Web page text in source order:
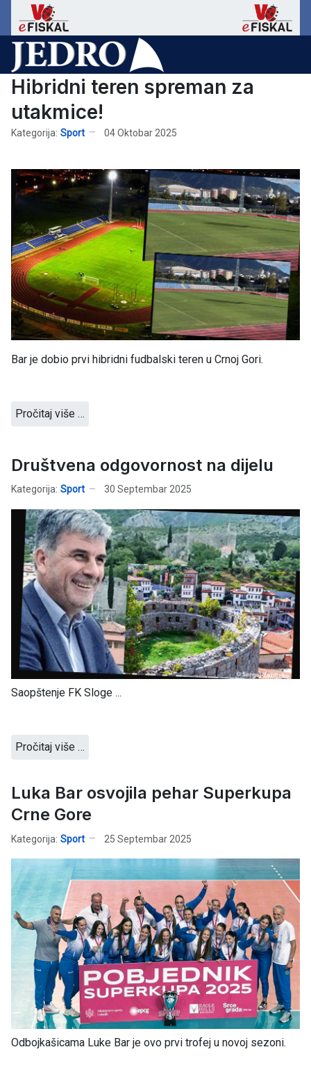
Hibridni teren spreman za
utakmice!
Kategorija: Sport 04 Oktobar 2025
Bar je dobio prvi hibridni fudbalski teren u Crnoj Gori.
Pročitaj više …
Društvena odgovornost na dijelu
Kategorija: Sport 30 Septembar 2025
Saopštenje FK Sloge ...
Pročitaj više …
Luka Bar osvojila pehar Superkupa
Crne Gore
Kategorija: Sport 25 Septembar 2025
Odbojkašicama Luke Bar je ovo prvi trofej u novoj sezoni.